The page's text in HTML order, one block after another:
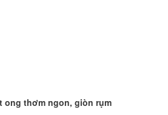
ong thơm ngon, giòn rụm